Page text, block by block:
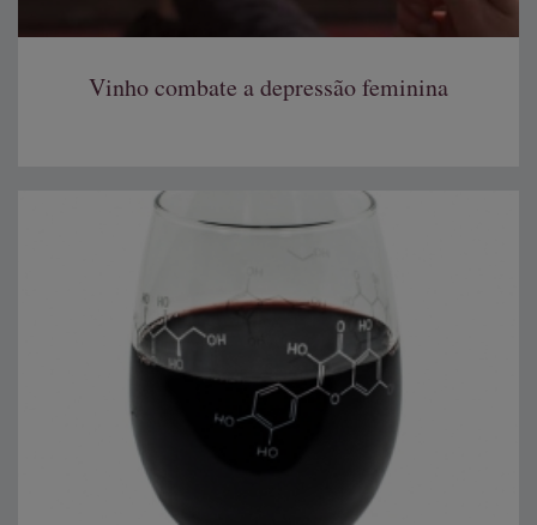
Vinho combate a depressão feminina